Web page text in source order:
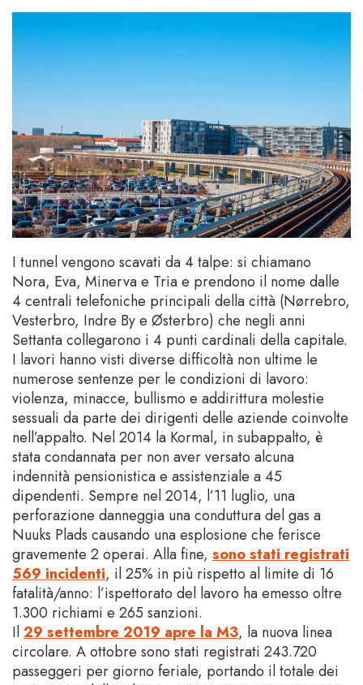
I tunnel vengono scavati da 4 talpe: si chiamano
Nora, Eva, Minerva e Tria e prendono il nome dalle
4 centrali telefoniche principali della città (Nørrebro,
Vesterbro, Indre By e Østerbro) che negli anni
Settanta collegarono i 4 punti cardinali della capitale.
I lavori hanno visti diverse difficoltà non ultime le
numerose sentenze per le condizioni di lavoro:
violenza, minacce, bullismo e addirittura molestie
sessuali da parte dei dirigenti delle aziende coinvolte
nell’appalto. Nel 2014 la Kormal, in subappalto, è
stata condannata per non aver versato alcuna
indennità pensionistica e assistenziale a 45
dipendenti. Sempre nel 2014, l’11 luglio, una
perforazione danneggia una conduttura del gas a
Nuuks Plads causando una esplosione che ferisce
gravemente 2 operai. Alla fine, sono stati registrati
569 incidenti, il 25% in più rispetto al limite di 16
fatalità/anno: l’ispettorato del lavoro ha emesso oltre
1.300 richiami e 265 sanzioni.
Il29 settembre 2019 apre la M3, la nuova linea
circolare. A ottobre sono stati registrati 243.720
passeggeri per giorno feriale, portando il totale dei